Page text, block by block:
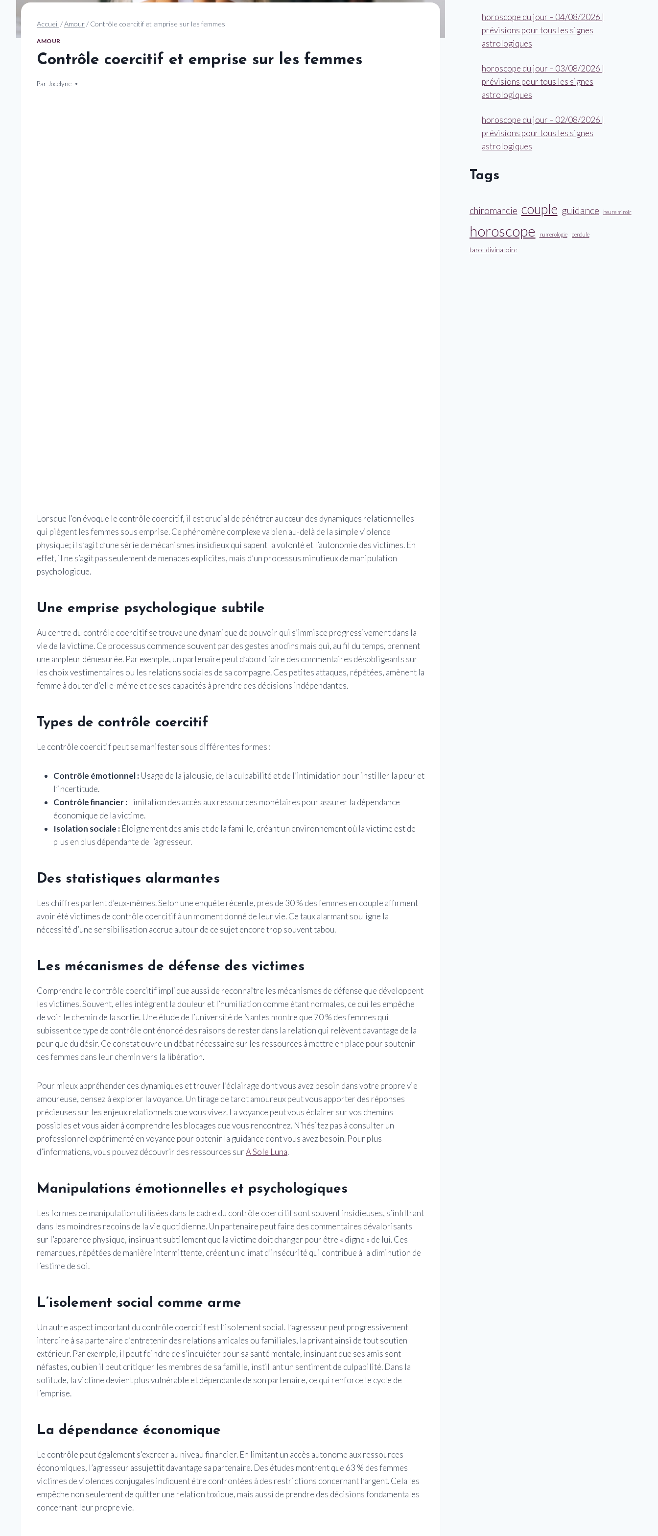
Accueil /Amour/ Contrôle coercitif et emprise sur les femmes
AMOUR
Contrôle coercitif et emprise sur les femmes
Par Jocelyne
10 décembre 2024
Lorsque l’on évoque le contrôle coercitif, il est crucial de pénétrer au cœur des dynamiques relationnelles
qui piègent les femmes sous emprise. Ce phénomène complexe va bien au-delà de la simple violence
physique; il s’agit d’une série de mécanismes insidieux qui sapent la volonté et l’autonomie des victimes. En
effet, il ne s’agit pas seulement de menaces explicites, mais d’un processus minutieux de manipulation
psychologique.
Une emprise psychologique subtile
Au centre du contrôle coercitif se trouve une dynamique de pouvoir qui s’immisce progressivement dans la
vie de la victime. Ce processus commence souvent par des gestes anodins mais qui, au fil du temps, prennent
une ampleur démesurée. Par exemple, un partenaire peut d’abord faire des commentaires désobligeants sur
les choix vestimentaires ou les relations sociales de sa compagne. Ces petites attaques, répétées, amènent la
femme à douter d’elle-même et de ses capacités à prendre des décisions indépendantes.
Types de contrôle coercitif
Le contrôle coercitif peut se manifester sous différentes formes :
Contrôle émotionnel : Usage de la jalousie, de la culpabilité et de l’intimidation pour instiller la peur et
l’incertitude.
Contrôle financier : Limitation des accès aux ressources monétaires pour assurer la dépendance
économique de la victime.
Isolation sociale : Éloignement des amis et de la famille, créant un environnement où la victime est de
plus en plus dépendante de l’agresseur.
Des statistiques alarmantes
Les chiffres parlent d’eux-mêmes. Selon une enquête récente, près de 30 % des femmes en couple affirment
avoir été victimes de contrôle coercitif à un moment donné de leur vie. Ce taux alarmant souligne la
nécessité d’une sensibilisation accrue autour de ce sujet encore trop souvent tabou.
Les mécanismes de défense des victimes
Comprendre le contrôle coercitif implique aussi de reconnaître les mécanismes de défense que développent
les victimes. Souvent, elles intègrent la douleur et l’humiliation comme étant normales, ce qui les empêche
de voir le chemin de la sortie. Une étude de l’université de Nantes montre que 70 % des femmes qui
subissent ce type de contrôle ont énoncé des raisons de rester dans la relation qui relèvent davantage de la
peur que du désir. Ce constat ouvre un débat nécessaire sur les ressources à mettre en place pour soutenir
ces femmes dans leur chemin vers la libération.
Pour mieux appréhender ces dynamiques et trouver l’éclairage dont vous avez besoin dans votre propre vie
amoureuse, pensez à explorer la voyance. Un tirage de tarot amoureux peut vous apporter des réponses
précieuses sur les enjeux relationnels que vous vivez. La voyance peut vous éclairer sur vos chemins
possibles et vous aider à comprendre les blocages que vous rencontrez. N’hésitez pas à consulter un
professionnel expérimenté en voyance pour obtenir la guidance dont vous avez besoin. Pour plus
d’informations, vous pouvez découvrir des ressources surA Sole Luna.
Manipulations émotionnelles et psychologiques
Les formes de manipulation utilisées dans le cadre du contrôle coercitif sont souvent insidieuses, s’infiltrant
dans les moindres recoins de la vie quotidienne. Un partenaire peut faire des commentaires dévalorisants
sur l’apparence physique, insinuant subtilement que la victime doit changer pour être « digne » de lui. Ces
remarques, répétées de manière intermittente, créent un climat d’insécurité qui contribue à la diminution de
l’estime de soi.
L’isolement social comme arme
Un autre aspect important du contrôle coercitif est l’isolement social. L’agresseur peut progressivement
interdire à sa partenaire d’entretenir des relations amicales ou familiales, la privant ainsi de tout soutien
extérieur. Par exemple, il peut feindre de s’inquiéter pour sa santé mentale, insinuant que ses amis sont
néfastes, ou bien il peut critiquer les membres de sa famille, instillant un sentiment de culpabilité. Dans la
solitude, la victime devient plus vulnérable et dépendante de son partenaire, ce qui renforce le cycle de
l’emprise.
La dépendance économique
Le contrôle peut également s’exercer au niveau financier. En limitant un accès autonome aux ressources
économiques, l’agresseur assujettit davantage sa partenaire. Des études montrent que 63 % des femmes
victimes de violences conjugales indiquent être confrontées à des restrictions concernant l’argent. Cela les
empêche non seulement de quitter une relation toxique, mais aussi de prendre des décisions fondamentales
concernant leur propre vie.
horoscope du jour – 04/08/2026 |
prévisions pour tous les signes
astrologiques
horoscope du jour – 03/08/2026 |
prévisions pour tous les signes
astrologiques
horoscope du jour – 02/08/2026 |
prévisions pour tous les signes
astrologiques
Tags
chiromancie couple guidance heure miroir
horoscope numerologie pendule
tarot divinatoire